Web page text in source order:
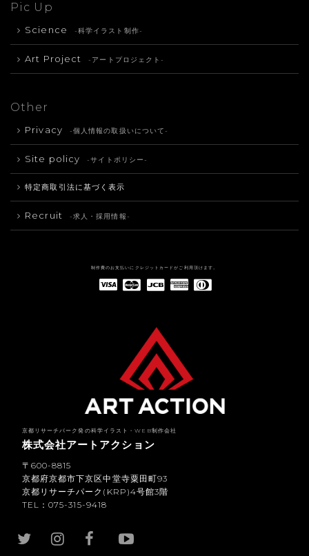
Pic Up
Science -科学イラスト制作-
Art Project -アートプロジェクト-
Other
Privacy -個人情報の取扱いについて-
Site policy -サイトポリシー-
特定商取引法に基づく表示
Recruit -求人・採用情報-
制作費のお支払いにクレジットカードがご利用頂けます。
京都リサーチパーク発の科学イラスト・WEB制作会社
株式会社アートアクション
〒600-8815
京都府京都市下京区中堂寺粟田町93
京都リサーチパーク(KRP)4号館3階
TEL：075-315-9418